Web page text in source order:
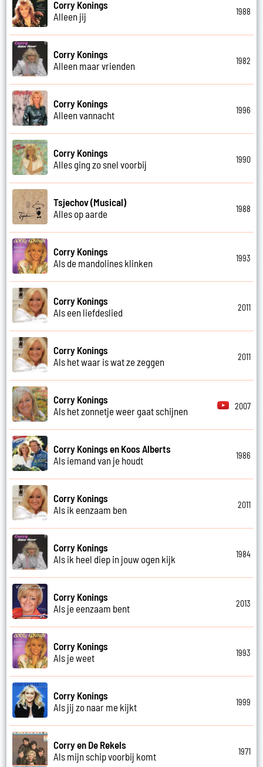
Corry Konings
Alleen jij
1988
Corry Konings
Alleen maar vrienden
1982
Corry Konings
Alleen vannacht
1996
Corry Konings
Alles ging zo snel voorbij
1990
Tsjechov (Musical)
Alles op aarde
1988
Corry Konings
Als de mandolines klinken
1993
Corry Konings
Als een liefdeslied
2011
Corry Konings
Als het waar is wat ze zeggen
2011
Corry Konings
Als het zonnetje weer gaat schijnen
2007
Corry Konings en Koos Alberts
Als iemand van je houdt
1986
Corry Konings
Als ik eenzaam ben
2011
Corry Konings
Als ik heel diep in jouw ogen kijk
1984
Corry Konings
Als je eenzaam bent
2013
Corry Konings
Als je weet
1993
Corry Konings
Als jij zo naar me kijkt
1999
Corry en De Rekels
Als mijn schip voorbij komt
1971